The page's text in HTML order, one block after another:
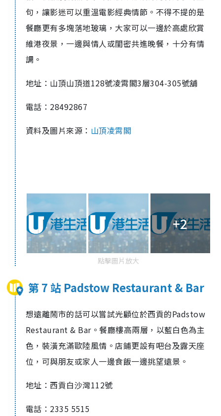
句，讓影迷可以重溫電影經典情節。不得不提的是
餐廳更有多塊落地玻璃，大家可以一邊於高處欣賞
維港夜景，一邊與情人或閨密共進晚餐，十分有情
調。
地址：山頂山頂道128號凌霄閣3層304-305號舖
電話：28492867
資料及圖片來源： 山頂凌霄閣
+2
點擊圖片放大
第 7 站 Padstow Restaurant & Bar
想遠離鬧市的話可以嘗試光顧位於西貢的Padstow
Restaurant & Bar。餐廳樓高兩層，以藍白色為主
色，裝潢充滿歐陸風情。店鋪更設有吧台及露天座
位，可與朋友或家人一邊食飯一邊挑望遠景。
地址： 西貢白沙灣112號
電話：2335 5515